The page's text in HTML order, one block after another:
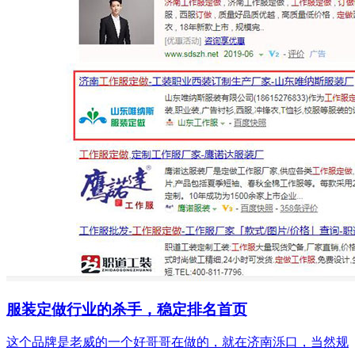
服装定做行业的杀手，稳定排名首页
这个品牌是老威的一个好哥哥在做的，就在济南泺口，当然规